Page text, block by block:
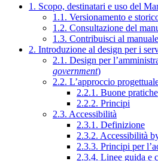
1. Scopo, destinatari e uso del
1.1. Versionamento e
1.2. Consultazione del
1.3. Contribuisci al manuale
2. Introduzione al design per i
2.1. Design per
government)
2.2. L’approccio
2.2.1. Buone pratiche
2.2.2. Principi
2.3. Accessibilità
2.3.1. Definizione
2.3.2. Accessibilità
2.3.3. Principi per
2.3.4. Linee guida e